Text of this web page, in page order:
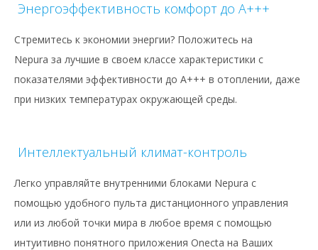
Энергоэффективность комфорт до A+++
Стремитесь к экономии энергии? Положитесь на
Nepura за лучшие в своем классе характеристики с
показателями эффективности до А+++ в отоплении, даже
при низких температурах окружающей среды.
Интеллектуальный климат-контроль
Легко управляйте внутренними блоками Nepura с
помощью удобного пульта дистанционного управления
или из любой точки мира в любое время с помощью
интуитивно понятного приложения Onecta на Ваших